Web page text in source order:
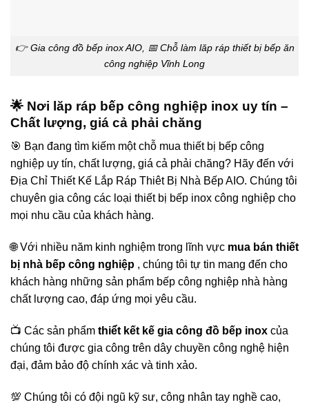
👉 Gia công đồ bếp inox AIO, 📅 Chỗ làm lăp ráp thiết bị bếp ăn
công nghiệp Vĩnh Long
🌟 Nơi lăp ráp bếp công nghiệp inox uy tín –
Chất lượng, giá cả phải chăng
🎯 Bạn đang tìm kiếm một chỗ mua thiết bị bếp công
nghiệp uy tín, chất lượng, giá cả phải chăng? Hãy đến với
Địa Chỉ Thiết Kế Lắp Ráp Thiêt Bị Nhà Bếp AIO. Chúng tôi
chuyên gia công các loại thiết bị bếp inox công nghiệp cho
mọi nhu cầu của khách hàng.
🌐 Với nhiều năm kinh nghiệm trong lĩnh vực mua bán thiết
bị nhà bếp công nghiệp , chúng tôi tự tin mang đến cho
khách hàng những sản phẩm bếp công nghiệp nhà hàng
chất lượng cao, đáp ứng mọi yêu cầu.
📺 Các sản phẩm thiế́t kết kế gia công đồ bếp inox của
chúng tôi được gia công trên dây chuyền công nghệ hiện
đại, đảm bảo độ chính xác và tinh xảo.
💯 Chúng tôi có đội ngũ kỹ sư, công nhân tay nghề cao,